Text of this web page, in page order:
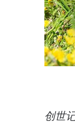
创世